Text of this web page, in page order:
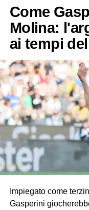
Come
Molina:
ai tempi
Impiegato come
Gasperini